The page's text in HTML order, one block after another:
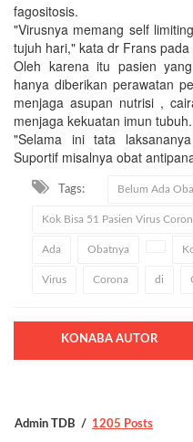
fagositosis.
"Virusnya memang self
tujuh hari," kata dr Frans
Oleh karena itu pasien
hanya diberikan perawatan
menjaga asupan nutrisi ,
menjaga kekuatan imun tubuh.
"Selama ini tata
Suportif misalnya obat
Tags: Belum Ada
Kok Bisa 51 Pasien Virus
Ada Obatnya
Virus Corona di
KONABA AUTOR
Admin TDB 1205 Posts